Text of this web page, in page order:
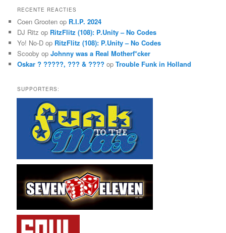
k
n
RECENTE REACTIES
Coen Grooten op R.I.P. 2024
DJ Ritz op RitzFlitz (108): P.Unity – No Codes
Yo! No-D op RitzFlitz (108): P.Unity – No Codes
Scooby opJohnny was a Real Motherf*cker
Oskar ? ?????, ??? & ???? opTrouble Funk in Holland
SUPPORTERS: